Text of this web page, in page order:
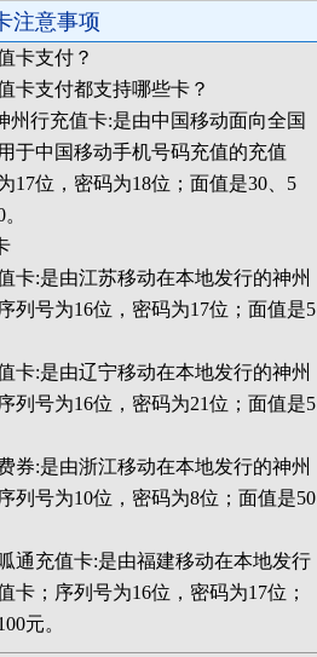
注意事项
卡支付？
卡支付都支持哪些卡？
州行充值卡:是由中国移动面向全国
于中国移动手机号码充值的充值
17位，密码为18位；面值是30、5
卡:是由江苏移动在本地发行的神州
列号为16位，密码为17位；面值是5
卡:是由辽宁移动在本地发行的神州
列号为16位，密码为21位；面值是5
券:是由浙江移动在本地发行的神州
列号为10位，密码为8位；面值是50
通充值卡:是由福建移动在本地发行
卡；序列号为16位，密码为17位；
元。